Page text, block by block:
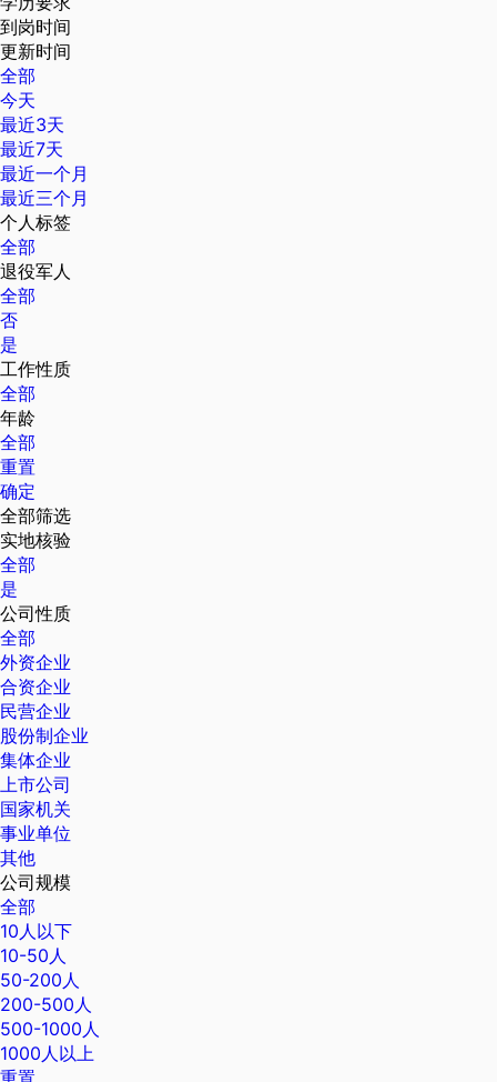
到岗时间
更新时间
全部
今天
最近3天
最近7天
最近一个月
最近三个月
个人标签
全部
退役军人
全部
否
是
工作性质
全部
年龄
全部
重置
确定
全部筛选
实地核验
全部
是
公司性质
全部
外资企业
合资企业
民营企业
股份制企业
集体企业
上市公司
国家机关
事业单位
其他
公司规模
全部
10人以下
10-50人
50-200人
200-500人
500-1000人
1000人以上
重置